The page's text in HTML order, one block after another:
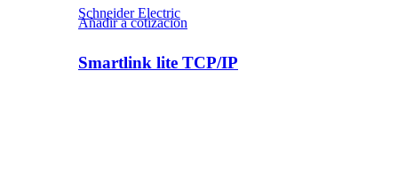
Schneider Electric
Añadir a cotizacion
Smartlink lite TCP/IP